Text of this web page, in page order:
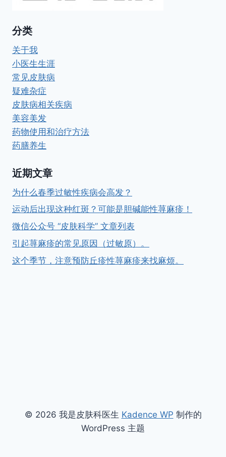
分类
关于我
小医生生涯
常见皮肤病
疑难杂症
皮肤病相关疾病
美容美发
药物使用和治疗方法
药膳养生
近期文章
为什么春季过敏性疾病会高发？
运动后出现这种红斑？可能是胆碱能性荨麻疹！
微信公众号 “皮肤科学” 文章列表
引起荨麻疹的常见原因（过敏原）。
这个季节，注意预防丘疹性荨麻疹来找麻烦。
© 2026 我是皮肤科医生 Kadence WP 制作的
WordPress 主题